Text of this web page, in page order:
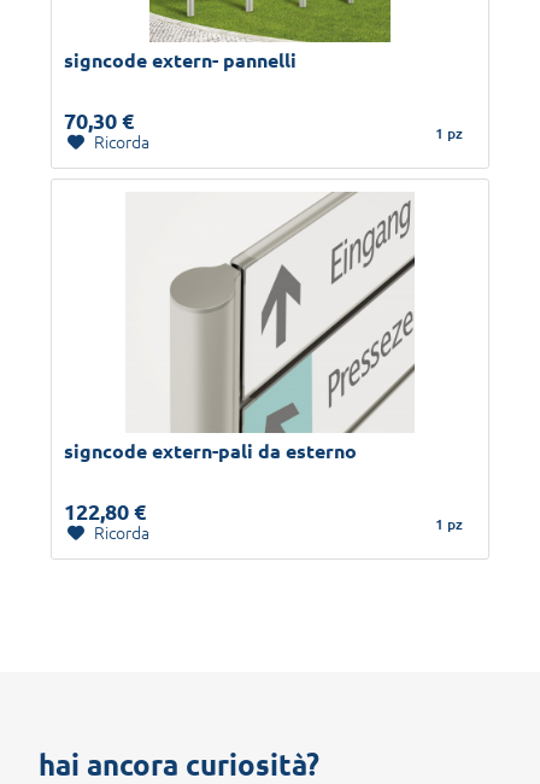
signcode extern- pannelli
70,30 € 1 pz
Ricorda
signcode extern-pali da esterno
122,80 € 1 pz
Ricorda
hai ancora curiosità?